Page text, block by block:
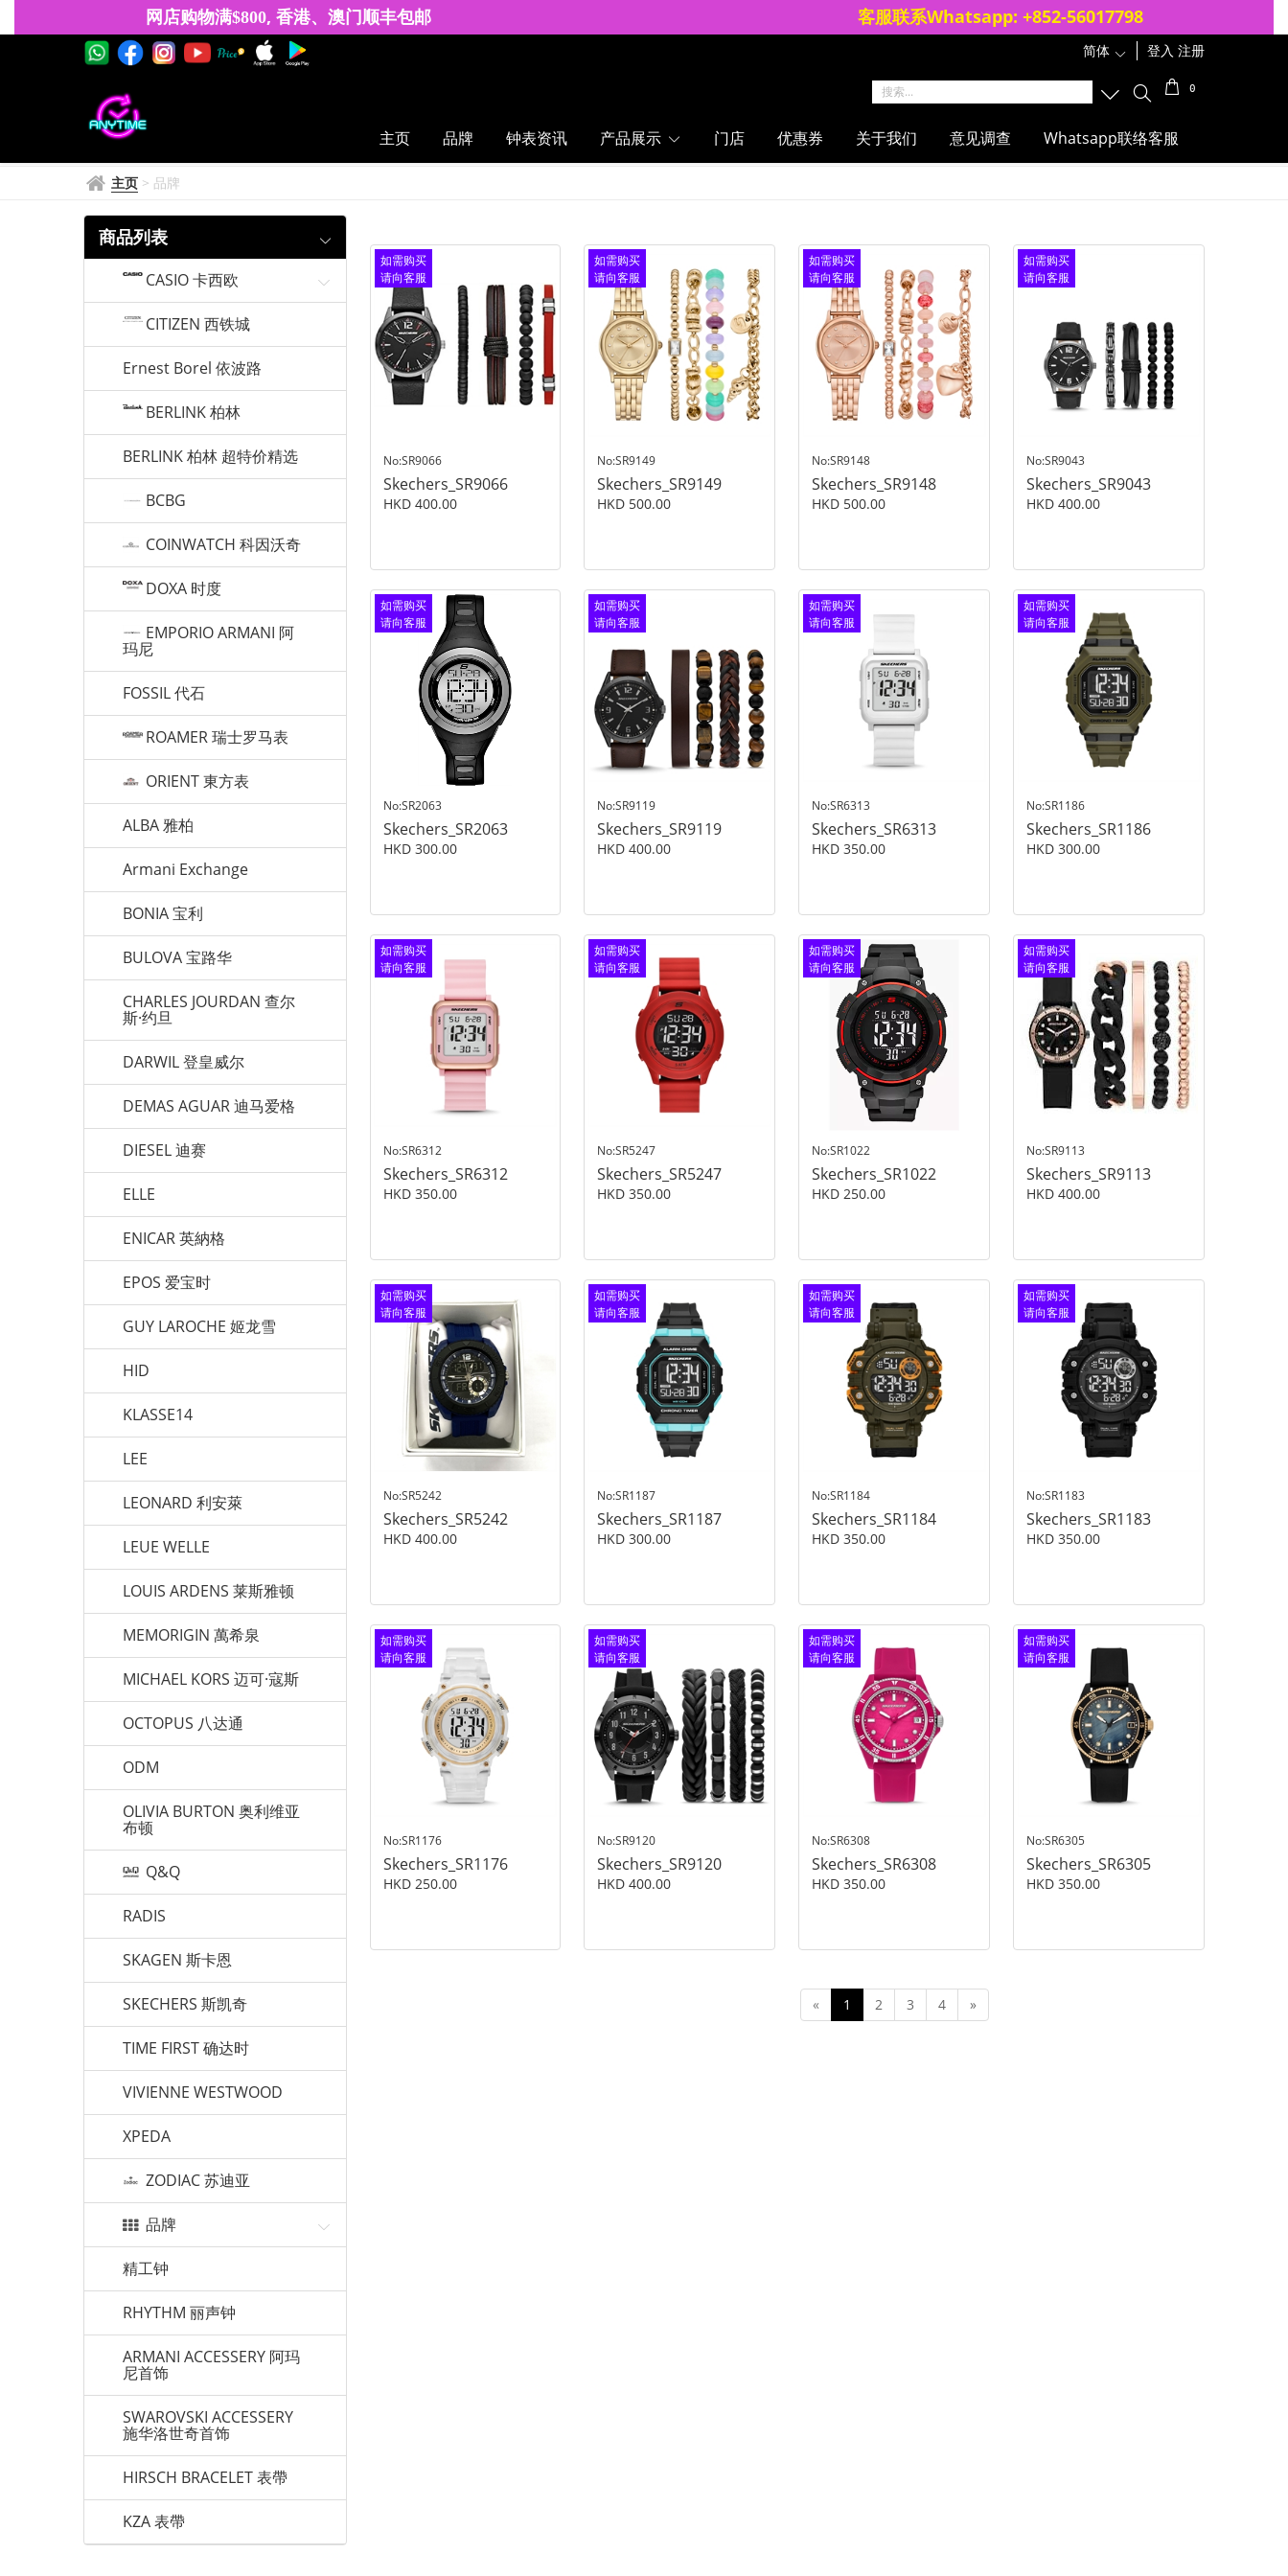
SKECHERS网店购物满$800, 香港、澳门顺丰包邮 客服联系Whatsapp: +852-56017798
登入 注册
简体
0
主页 品牌 钟表资讯 产品展示 门店 优惠券 关于我们 意见调查 Whatsapp联络客服
主页 > 品牌
商品列表
CASIO 卡西欧
CITIZEN 西铁城
Ernest Borel 依波路
BERLINK 柏林
BERLINK 柏林 超特价精选
BCBG
COINWATCH 科因沃奇
DOXA 时度
EMPORIO ARMANI 阿
玛尼
FOSSIL 代石
ROAMER 瑞士罗马表
ORIENT 東方表
ALBA 雅柏
Armani Exchange
BONIA 宝利
BULOVA 宝路华
CHARLES JOURDAN 查尔
斯·约旦
DARWIL 登皇威尔
DEMAS AGUAR 迪马爱格
DIESEL 迪赛
ELLE
ENICAR 英納格
EPOS 爱宝时
GUY LAROCHE 姬龙雪
HID
KLASSE14
LEE
LEONARD 利安萊
LEUE WELLE
LOUIS ARDENS 莱斯雅顿
MEMORIGIN 萬希泉
MICHAEL KORS 迈可·寇斯
OCTOPUS 八达通
ODM
OLIVIA BURTON 奥利维亚
布顿
Q&Q
RADIS
SKAGEN 斯卡恩
SKECHERS 斯凯奇
TIME FIRST 确达时
VIVIENNE WESTWOOD
XPEDA
ZODIAC 苏迪亚
品牌
精工钟
RHYTHM 丽声钟
ARMANI ACCESSERY 阿玛
尼首饰
SWAROVSKI ACCESSERY
施华洛世奇首饰
HIRSCH BRACELET 表帶
KZA 表帶
如需购买
请向客服
查询
No:SR9066
Skechers_SR9066
HKD 400.00
如需购买
请向客服
No:SR2063
Skechers_SR2063
HKD 300.00
如需购买
请向客服
No:SR6312
Skechers_SR6312
HKD 350.00
如需购买
请向客服
查询
No:SR5242
Skechers_SR5242
HKD 400.00
如需购买
请向客服
No:SR1176
Skechers_SR1176
HKD 250.00
如需购买
请向客服
查询
No:SR9149
Skechers_SR9149
HKD 500.00
如需购买
请向客服
No:SR9119
Skechers_SR9119
HKD 400.00
如需购买
请向客服
No:SR5247
Skechers_SR5247
HKD 350.00
如需购买
请向客服
No:SR1187
Skechers_SR1187
HKD 300.00
如需购买
请向客服
查询
No:SR9120
Skechers_SR9120
HKD 400.00
如需购买
请向客服
查询
No:SR9148
Skechers_SR9148
HKD 500.00
如需购买
请向客服
No:SR6313
Skechers_SR6313
HKD 350.00
如需购买
请向客服
No:SR1022
Skechers_SR1022
HKD 250.00
如需购买
请向客服
No:SR1184
Skechers_SR1184
HKD 350.00
如需购买
请向客服
No:SR6308
Skechers_SR6308
HKD 350.00
如需购买
请向客服
No:SR9043
Skechers_SR9043
HKD 400.00
如需购买
请向客服
No:SR1186
Skechers_SR1186
HKD 300.00
如需购买
请向客服
No:SR9113
Skechers_SR9113
HKD 400.00
如需购买
请向客服
No:SR1183
Skechers_SR1183
HKD 350.00
如需购买
请向客服
No:SR6305
Skechers_SR6305
HKD 350.00
« 1 2 3 4 »